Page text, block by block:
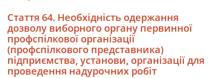
Стаття 64. Необхідність одержання
дозволу виборного органу первинної
профспілкової організації
(профспілкового представника)
підприємства, установи, організації для
проведення надурочних робіт